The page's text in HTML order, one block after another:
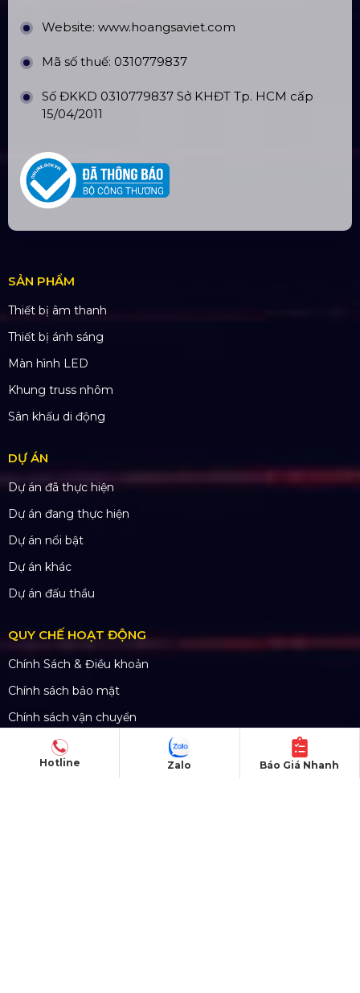
Website: www.hoangsaviet.com
Mã số thuế: 0310779837
Số ĐKKD 0310779837 Sở KHĐT Tp. HCM cấp
15/04/2011
SẢN PHẨM
Thiết bị âm thanh
Thiết bị ánh sáng
Màn hình LED
Khung truss nhôm
Sân khấu di động
DỰ ÁN
Dự án đã thực hiện
Dự án đang thực hiện
Dự án nổi bật
Dự án khác
Dự án đấu thầu
QUY CHẾ HOẠT ĐỘNG
Chính Sách & Điều khoản
Chính sách bảo mật
Chính sách vận chuyển
Hình thức thanh toán
Chính sách thành viên
Hotline Báo Giá Nhanh
Zalo